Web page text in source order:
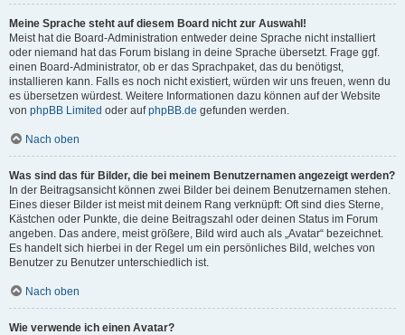
Meine Sprache steht auf diesem Board nicht zur Auswahl!
Meist hat die Board-Administration entweder deine Sprache nicht installiert
oder niemand hat das Forum bislang in deine Sprache übersetzt. Frage ggf.
einen Board-Administrator, ob er das Sprachpaket, das du benötigst,
installieren kann. Falls es noch nicht existiert, würden wir uns freuen, wenn du
es übersetzen würdest. Weitere Informationen dazu können auf der Website
von phpBB Limited oder aufphpBB.de gefunden werden.
Nach oben
Was sind das für Bilder, die bei meinem Benutzernamen angezeigt werden?
In der Beitragsansicht können zwei Bilder bei deinem Benutzernamen stehen.
Eines dieser Bilder ist meist mit deinem Rang verknüpft: Oft sind dies Sterne,
Kästchen oder Punkte, die deine Beitragszahl oder deinen Status im Forum
angeben. Das andere, meist größere, Bild wird auch als „Avatar“ bezeichnet.
Es handelt sich hierbei in der Regel um ein persönliches Bild, welches von
Benutzer zu Benutzer unterschiedlich ist.
Nach oben
Wie verwende ich einen Avatar?